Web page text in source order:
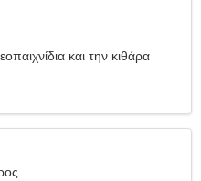
και την κιθάρα